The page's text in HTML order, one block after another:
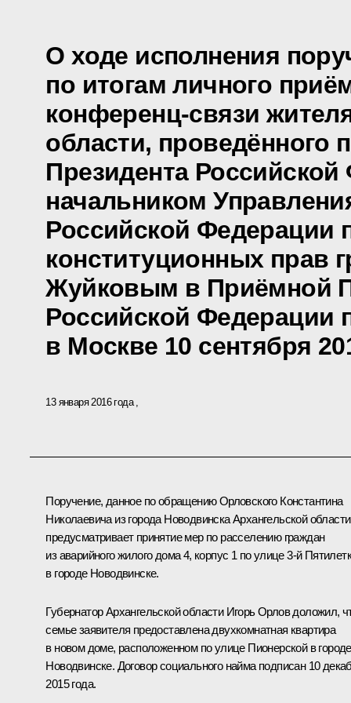
О ходе исполнения
по итогам личного
конференц-связи
области, проведённого
Президента
начальником
Российской Федерации
конституционных прав
Жуйковым в Приёмной
Российской Федерации
в Москве 10 сентября
13 января 2016 года
Поручение, данное по обращению Орловского Константина
Николаевича из города Новодвинска Архангельской
предусматривает принятие мер по расселению граждан
из аварийного жилого дома 4, корпус 1 по улице 3-й
в городе Новодвинске.
Губернатор Архангельской области Игорь Орлов доложил,
семье заявителя предоставлена двухкомнатная квартира
в новом доме, расположенном по улице Пионерской в городе
Новодвинске. Договор социального найма подписан 10
2015 года.